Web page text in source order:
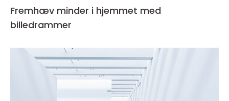
Fremhæv minder i hjemmet med
billedrammer